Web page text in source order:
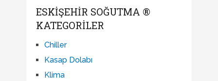
ESKIŞEHIR SOĞUTMA ®
KATEGORILER
Chiller
Kasap Dolabı
Klima